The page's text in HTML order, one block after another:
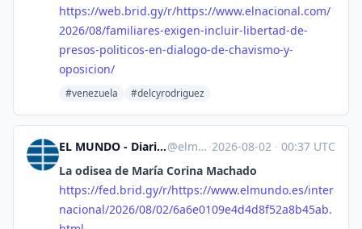
https://web.brid.gy/r/https://www.elnacional.com/
2026/08/familiares-exigen-incluir-libertad-de-
presos-politicos-en-dialogo-de-chavismo-y-
oposicion/
#venezuela #delcyrodriguez
EL MUNDO - Diario online líder de información en español [Unofficial]@elmundo.es@web.brid.gy ·2026-08-02 · 00:37 UTC
La odisea de María Corina Machado
https://fed.brid.gy/r/https://www.elmundo.es/inter
nacional/2026/08/02/6a6e0109e4d4d8f52a8b45ab.